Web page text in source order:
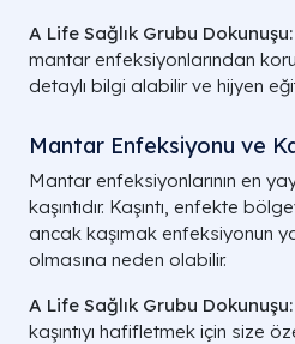
A Life Sağlık Grubu Dokunuşu:
mantar enfeksiyonlarından
detaylı bilgi alabilir ve hijyen
Mantar Enfeksiyonu ve
Mantar enfeksiyonlarının en
kaşıntıdır. Kaşıntı, enfekte
ancak kaşımak enfeksiyonun
olmasına neden olabilir.
A Life Sağlık Grubu Dokunuşu:
kaşıntıyı hafifletmek için size